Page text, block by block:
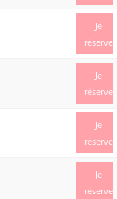
Je
réserve
Je
réserve
Je
réserve
Je
réserve